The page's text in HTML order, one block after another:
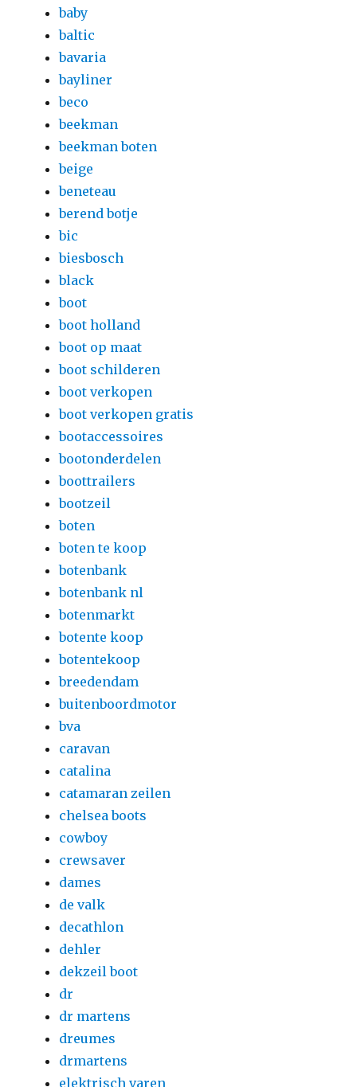
baby
baltic
bavaria
bayliner
beco
beekman
beekman boten
beige
beneteau
berend botje
bic
biesbosch
black
boot
boot holland
boot op maat
boot schilderen
boot verkopen
boot verkopen gratis
bootaccessoires
bootonderdelen
boottrailers
bootzeil
boten
boten te koop
botenbank
botenbank nl
botenmarkt
botente koop
botentekoop
breedendam
buitenboordmotor
bva
caravan
catalina
catamaran zeilen
chelsea boots
cowboy
crewsaver
dames
de valk
decathlon
dehler
dekzeil boot
dr
dr martens
dreumes
drmartens
elektrisch varen